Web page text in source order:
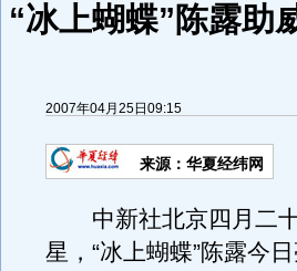
“冰上蝴蝶”陈露助
2007年04月25日09:15
来源：华夏经纬网
中新社北京四月二十
星，“冰上蝴蝶”陈露今